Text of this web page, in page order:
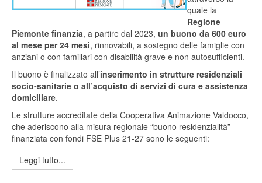
quale la
Regione
Piemonte finanzia, a partire dal 2023, un buono da 600 euro
al mese per 24 mesi, rinnovabili, a sostegno delle famiglie con
anziani o con familiari con disabilità grave e non autosufficienti.
Il buono è finalizzato all’inserimento in strutture residenziali
socio-sanitarie o all’acquisto di servizi di cura e assistenza
domiciliare.
Le strutture accreditate della Cooperativa Animazione Valdocco,
che aderiscono alla misura regionale “buono residenzialità”
finanziata con fondi FSE Plus 21-27 sono le seguenti:
Leggi tutto...